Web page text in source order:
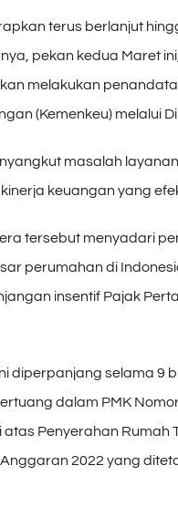
terus berlanjut
pekan kedua Maret
melakukan
(Kemenkeu) melalui
masalah
keuangan yang
tersebut menyadari
perumahan di
insentif Pajak
diperpanjang selama 9
dalam PMK
Penyerahan Rumah
2022 yang